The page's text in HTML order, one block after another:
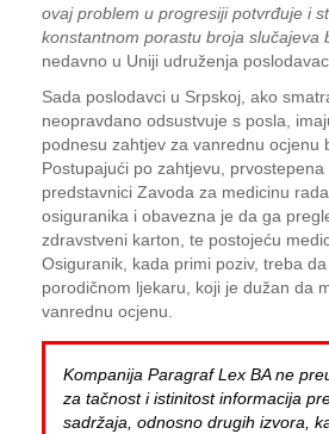
ovaj problem u progresiji potvrđuje i
konstantnom porastu broja slučajeva
nedavno u Uniji udruženja
Sada poslodavci u Srpskoj, ako
neopravdano odsustvuje s posla,
podnesu zahtjev za vanrednu ocjenu
Postupajući po zahtjevu,
predstavnici Zavoda za medicinu
osiguranika i obavezna je da ga
zdravstveni karton, te postojeću
Osiguranik, kada primi poziv, treba
porodičnom ljekaru, koji je dužan da
vanrednu ocjenu.
Kompanija Paragraf Lex BA ne
za tačnost i istinitost informacija
sadržaja, odnosno drugih izvora,